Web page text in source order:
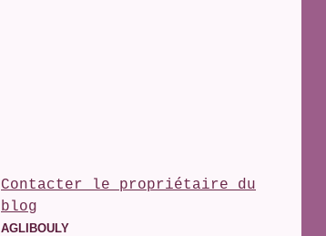
Contacter le propriétaire du
blog
AGLIBOULY